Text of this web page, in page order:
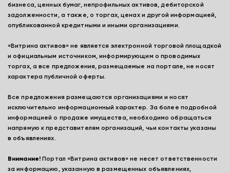
бизнеса, ценных бумаг, непрофильных активов, дебиторской
задолженности, а также, о торгах, ценах и другой информацией,
опубликованной кредитными и иными организациями.
«Витрина активов» не является электронной торговой площадкой
и официальным источником, информирующим о проводимых
торгах, а все предложения, размещаемые на портале, не носят
характера публичной оферты.
Все предложения размещаются организациями и носят
исключительно информационный характер. За более подробной
информацией о продаже имущества, необходимо обращаться
напрямую к представителям организаций, чьи контакты указаны
в объявлениях.
Внимание! Портал «Витрина активов» не несет ответственности
за информацию, указанную в размещенных объявлениях,